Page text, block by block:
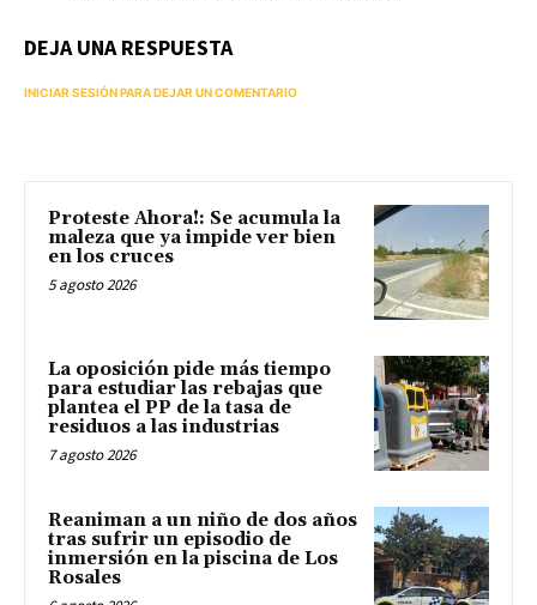
DEJA UNA RESPUESTA
INICIAR SESIÓN PARA DEJAR UN COMENTARIO
Proteste Ahora!: Se acumula la
maleza que ya impide ver bien
en los cruces
5 agosto 2026
La oposición pide más tiempo
para estudiar las rebajas que
plantea el PP de la tasa de
residuos a las industrias
7 agosto 2026
Reaniman a un niño de dos años
tras sufrir un episodio de
inmersión en la piscina de Los
Rosales